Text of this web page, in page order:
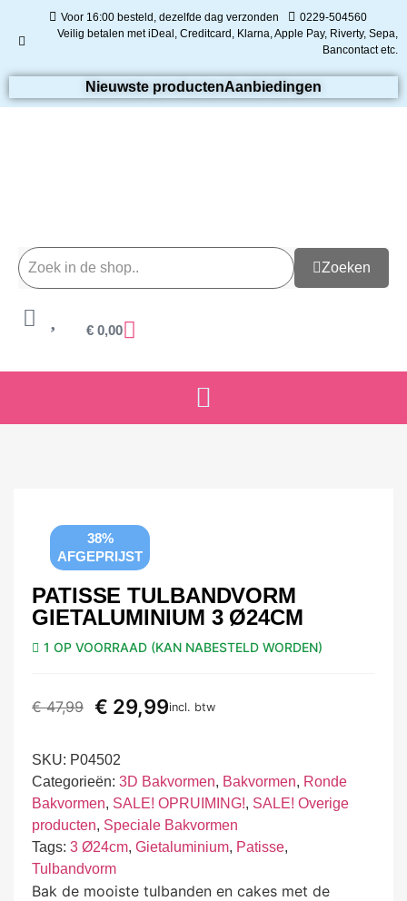
Voor 16:00 besteld, dezelfde dag verzonden
0229-504560
Veilig betalen met iDeal, Creditcard, Klarna, Apple Pay, Riverty, Sepa,
Bancontact etc.
Nieuwste productenAanbiedingen
Zoeken
€ 0,00
38%
AFGEPRIJST
PATISSE TULBANDVORM
GIETALUMINIUM 3 Ø24CM
1 OP VOORRAAD (KAN NABESTELD WORDEN)
€47,99 € 29,99incl. btw
SKU: P04502
Categorieën: 3D Bakvormen, Bakvormen, Ronde
Bakvormen, SALE! OPRUIMING!, SALE! Overige
producten, Speciale Bakvormen
Tags: 3 Ø24cm, Gietaluminium, Patisse,
Tulbandvorm
Bak de mooiste tulbanden en cakes met de